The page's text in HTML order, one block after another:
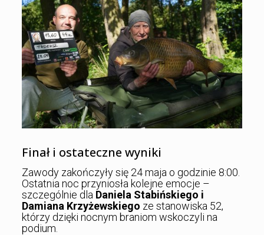
Finał i ostateczne wyniki
Zawody zakończyły się 24 maja o godzinie 8:00.
Ostatnia noc przyniosła kolejne emocje –
szczególnie dla Daniela Stabińskiego i
Damiana Krzyżewskiego ze stanowiska 52,
którzy dzięki nocnym braniom wskoczyli na
podium.